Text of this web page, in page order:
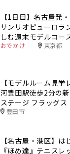
【1日目】名古屋発
サンリオピューロラ
しむ週末モデルコー
おでかけ 東京都
【モデルルーム見
河豊田駅徒歩2分の
ステージ フラッグス
豊田市
【名古屋・港区】は
『ほめ達』テニス